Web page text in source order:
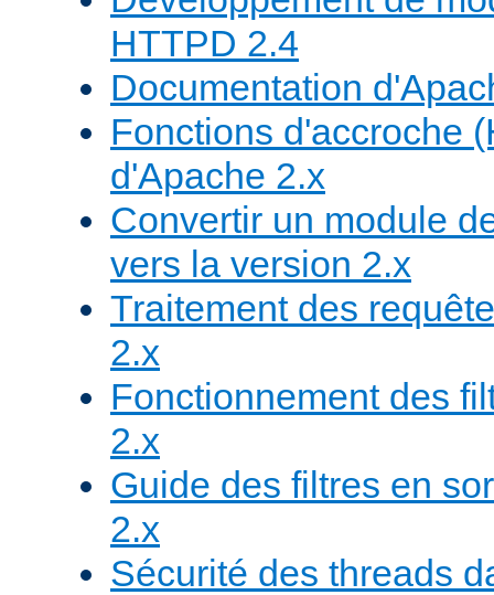
HTTPD 2.4
Documentation
Fonctions d'accroche
d'Apache 2.x
Convertir un module
vers la version 2.x
Traitement des
2.x
Fonctionnement des
2.x
Guide des filtres en
2.x
Sécurité des threads